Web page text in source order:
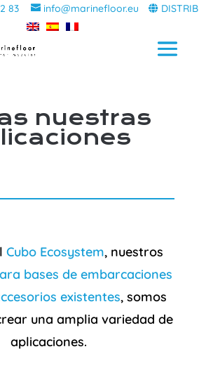
83 info@marinefloor.eu DISTRIB
nuestras
Cubo Ecosystem, nuestros
bases de embarcaciones
existentes, somos
una amplia variedad de
aplicaciones.